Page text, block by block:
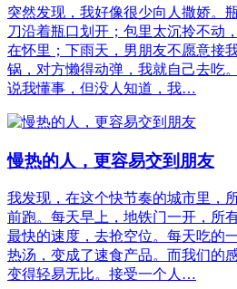
突然发现，我好像很少向人撒娇。
刀沿着瓶口划开；包里太沉拎不动
在怀里；下雨天，男朋友不愿意接
锅，对方懒得动弹，我就自己去吃
说我懂事，但没人知道，我…
慢热的人，更容易交到朋友
我发现，在这个快节奏的城市里，
前跑。每天早上，地铁门一开，所
最快的速度，去抢空位。每天吃的
热汤，变成了速食产品。而我们的
变得轻易无比。接受一个人…